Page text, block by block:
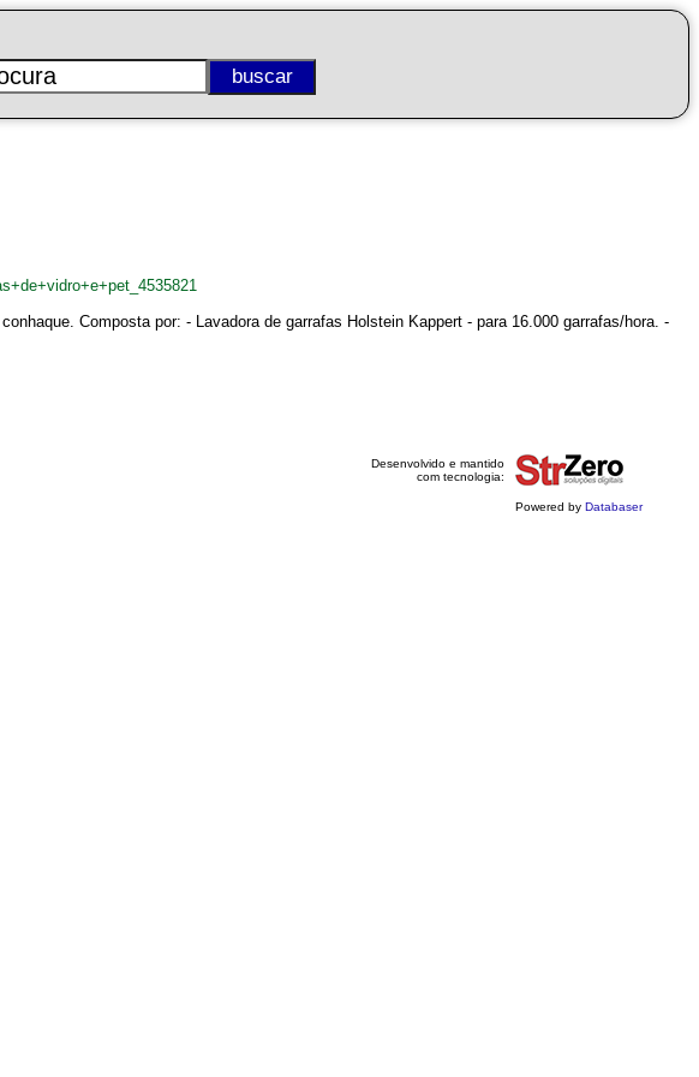
Composta por: - Lavadora de garrafas Holstein Kappert - para 16.000 garrafas/hora. -
Desenvolvido e mantido
com tecnologia:
Powered by Databaser